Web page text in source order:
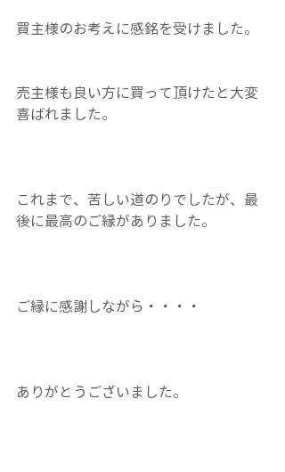
買主様のお考えに感銘を受けました。
売主様も良い方に買って頂けたと大変
喜ばれました。
これまで、苦しい道のりでしたが、最
後に最高のご縁がありました。
ご縁に感謝しながら・・・・
ありがとうございました。